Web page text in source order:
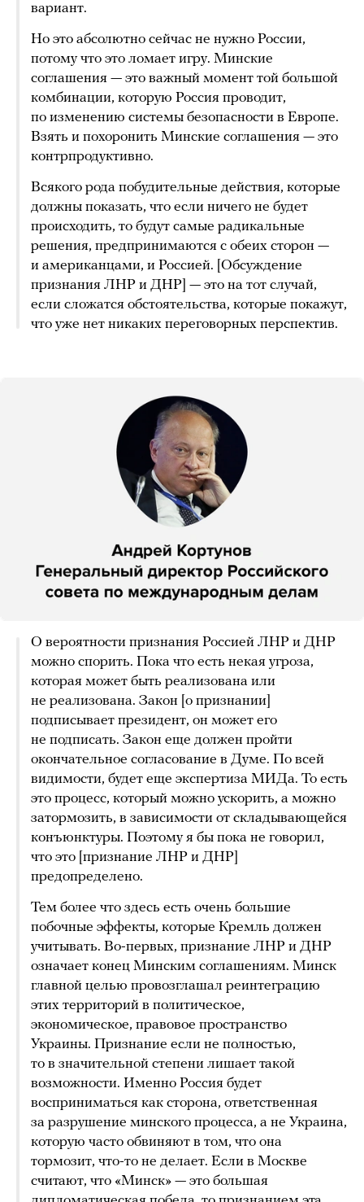
вариант.
Но это абсолютно сейчас не нужно России,
потому что это ломает игру. Минские
соглашения — это важный момент той большой
комбинации, которую Россия проводит,
по изменению системы безопасности в Европе.
Взять и похоронить Минские соглашения — это
контрпродуктивно.
Всякого рода побудительные действия, которые
должны показать, что если ничего не будет
происходить, то будут самые радикальные
решения, предпринимаются с обеих сторон —
и американцами, и Россией. [Обсуждение
признания ЛНР и ДНР] — это на тот случай,
если сложатся обстоятельства, которые покажут,
что уже нет никаких переговорных перспектив.
О вероятности признания Россией ЛНР и ДНР
можно спорить. Пока что есть некая угроза,
которая может быть реализована или
не реализована. Закон [о признании]
подписывает президент, он может его
не подписать. Закон еще должен пройти
окончательное согласование в Думе. По всей
видимости, будет еще экспертиза МИДа. То есть
это процесс, который можно ускорить, а можно
затормозить, в зависимости от складывающейся
конъюнктуры. Поэтому я бы пока не говорил,
что это [признание ЛНР и ДНР]
предопределено.
Тем более что здесь есть очень большие
побочные эффекты, которые Кремль должен
учитывать. Во-первых, признание ЛНР и ДНР
означает конец Минским соглашениям. Минск
главной целью провозглашал реинтеграцию
этих территорий в политическое,
экономическое, правовое пространство
Украины. Признание если не полностью,
то в значительной степени лишает такой
возможности. Именно Россия будет
восприниматься как сторона, ответственная
за разрушение минского процесса, а не Украина,
которую часто обвиняют в том, что она
тормозит, что-то не делает. Если в Москве
считают, что «Минск» — это большая